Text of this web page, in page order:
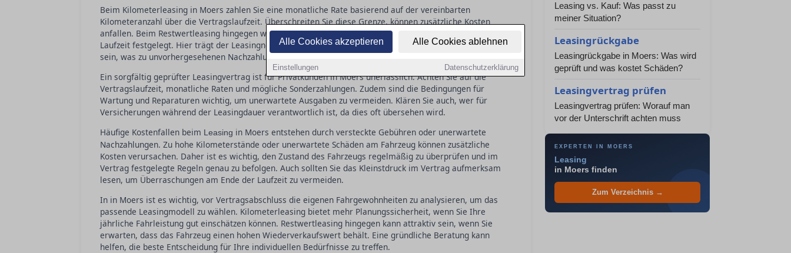
Alle Cookies akzeptieren Alle Cookies ablehnen
Einstellungen Datenschutzerklärung
Beim Kilometerleasing in Moers zahlen Sie eine monatliche Rate basierend auf der vereinbarten
Kilometeranzahl über die Vertragslaufzeit. Überschreiten Sie diese Grenze, können zusätzliche Kosten
anfallen. Beim Restwertleasing hingegen wird der voraussichtliche Wert des Fahrzeugs am Ende der
Laufzeit festgelegt. Hier trägt der Leasingnehmer das Risiko, sollte der tatsächliche Restwert niedriger
sein, was zu unvorhergesehenen Nachzahlungen führen kann.
Ein sorgfältig geprüfter Leasingvertrag ist für Privatkunden in Moers unerlässlich. Achten Sie auf die
Vertragslaufzeit, monatliche Raten und mögliche Sonderzahlungen. Zudem sind die Bedingungen für
Wartung und Reparaturen wichtig, um unerwartete Ausgaben zu vermeiden. Klären Sie auch, wer für
Versicherungen während der Leasingdauer verantwortlich ist, da dies oft übersehen wird.
Häufige Kostenfallen beim Leasing in Moers entstehen durch versteckte Gebühren oder unerwartete
Nachzahlungen. Zu hohe Kilometerstände oder unerwartete Schäden am Fahrzeug können zusätzliche
Kosten verursachen. Daher ist es wichtig, den Zustand des Fahrzeugs regelmäßig zu überprüfen und im
Vertrag festgelegte Regeln genau zu befolgen. Auch sollten Sie das Kleinstdruck im Vertrag aufmerksam
lesen, um Überraschungen am Ende der Laufzeit zu vermeiden.
In in Moers ist es wichtig, vor Vertragsabschluss die eigenen Fahrgewohnheiten zu analysieren, um das
passende Leasingmodell zu wählen. Kilometerleasing bietet mehr Planungssicherheit, wenn Sie Ihre
jährliche Fahrleistung gut einschätzen können. Restwertleasing hingegen kann attraktiv sein, wenn Sie
erwarten, dass das Fahrzeug einen hohen Wiederverkaufswert behält. Eine gründliche Beratung kann
helfen, die beste Entscheidung für Ihre individuellen Bedürfnisse zu treffen.
Leasing vs. Kauf: Was passt zu
meiner Situation?
Leasingrückgabe
Leasingrückgabe in Moers: Was wird
geprüft und was kostet Schäden?
Leasingvertrag prüfen
Leasingvertrag prüfen: Worauf man
vor der Unterschrift achten muss
EXPERTEN IN MOERS
Leasing
in Moers finden
Zum Verzeichnis →